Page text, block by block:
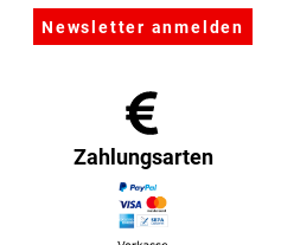
Zahlungsarten